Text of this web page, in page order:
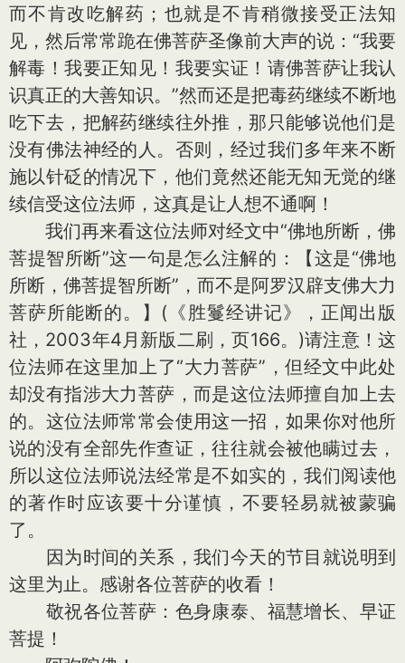
而不肯改吃解药；也就是不肯稍微接受正法知
见，然后常常跪在佛菩萨圣像前大声的说：“我要
解毒！我要正知见！我要实证！请佛菩萨让我认
识真正的大善知识。”然而还是把毒药继续不断地
吃下去，把解药继续往外推，那只能够说他们是
没有佛法神经的人。否则，经过我们多年来不断
施以针砭的情况下，他们竟然还能无知无觉的继
续信受这位法师，这真是让人想不通啊！
我们再来看这位法师对经文中“佛地所断，佛
菩提智所断”这一句是怎么注解的：【这是“佛地
所断，佛菩提智所断”，而不是阿罗汉辟支佛大力
菩萨所能断的。】(《胜鬘经讲记》，正闻出版
社，2003年4月新版二刷，页166。)请注意！这
位法师在这里加上了“大力菩萨”，但经文中此处
却没有指涉大力菩萨，而是这位法师擅自加上去
的。这位法师常常会使用这一招，如果你对他所
说的没有全部先作查证，往往就会被他瞒过去，
所以这位法师说法经常是不如实的，我们阅读他
的著作时应该要十分谨慎，不要轻易就被蒙骗
了。
因为时间的关系，我们今天的节目就说明到
这里为止。感谢各位菩萨的收看！
敬祝各位菩萨：色身康泰、福慧增长、早证
菩提！